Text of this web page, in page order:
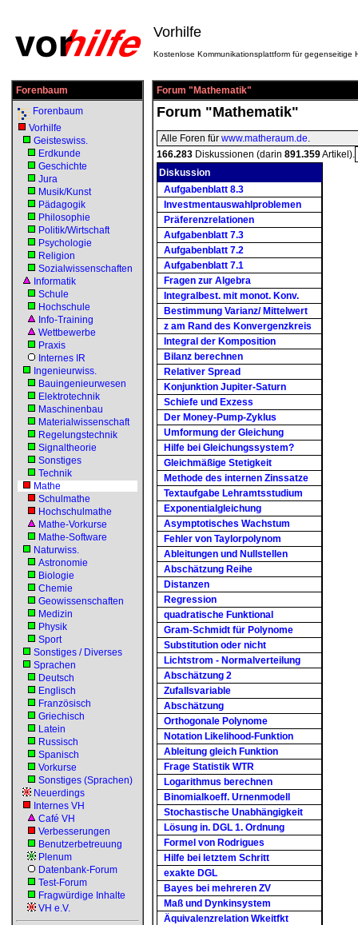
Vorhilfe
Kostenlose Kommunikationsplattform für gegenseitige
Forenbaum
Forenbaum
Vorhilfe
Geisteswiss.
Erdkunde
Geschichte
Jura
Musik/Kunst
Pädagogik
Philosophie
Politik/Wirtschaft
Psychologie
Religion
Sozialwissenschaften
Informatik
Schule
Hochschule
Info-Training
Wettbewerbe
Praxis
Internes IR
Ingenieurwiss.
Bauingenieurwesen
Elektrotechnik
Maschinenbau
Materialwissenschaft
Regelungstechnik
Signaltheorie
Sonstiges
Technik
Mathe
Schulmathe
Hochschulmathe
Mathe-Vorkurse
Mathe-Software
Naturwiss.
Astronomie
Biologie
Chemie
Geowissenschaften
Medizin
Physik
Sport
Sonstiges / Diverses
Sprachen
Deutsch
Englisch
Französisch
Griechisch
Latein
Russisch
Spanisch
Vorkurse
Sonstiges (Sprachen)
Neuerdings
Internes VH
Café VH
Verbesserungen
Benutzerbetreuung
Plenum
Datenbank-Forum
Test-Forum
Fragwürdige Inhalte
VH e.V.
Forum "Mathematik"
Forum "Mathematik"
Alle Foren für www.matheraum.de.
166.283 Diskussionen (darin 891.359Artikel).
Diskussion
Aufgabenblatt 8.3
Investmentauswahlproblemen
Präferenzrelationen
Aufgabenblatt 7.3
Aufgabenblatt 7.2
Aufgabenblatt 7.1
Fragen zur Algebra
Integralbest. mit monot. Konv.
Bestimmung Varianz/ Mittelwert
z am Rand des Konvergenzkreis
Integral der Komposition
Bilanz berechnen
Relativer Spread
Konjunktion Jupiter-Saturn
Schiefe und Exzess
Der Money-Pump-Zyklus
Umformung der Gleichung
Hilfe bei Gleichungssystem?
Gleichmäßige Stetigkeit
Methode des internen Zinssatze
Textaufgabe Lehramtsstudium
Exponentialgleichung
Asymptotisches Wachstum
Fehler von Taylorpolynom
Ableitungen und Nullstellen
Abschätzung Reihe
Distanzen
Regression
quadratische Funktional
Gram-Schmidt für Polynome
Substitution oder nicht
Lichtstrom - Normalverteilung
Abschätzung 2
Zufallsvariable
Abschätzung
Orthogonale Polynome
Notation Likelihood-Funktion
Ableitung gleich Funktion
Frage Statistik WTR
Logarithmus berechnen
Binomialkoeff. Urnenmodell
Stochastische Unabhängigkeit
Lösung in. DGL 1. Ordnung
Formel von Rodrigues
Hilfe bei letztem Schritt
exakte DGL
Bayes bei mehreren ZV
Maß und Dynkinsystem
Äquivalenzrelation Wkeitfkt